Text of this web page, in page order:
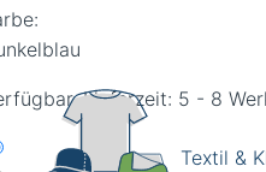
Textil &
Lieferzeit: 5 - 8